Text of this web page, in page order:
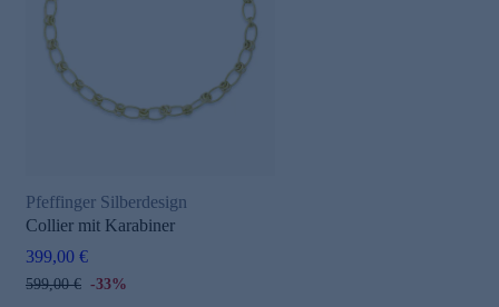
Pfeffinger Silberdesign
Collier mit Karabiner
399,00 €
599,00 € -33%